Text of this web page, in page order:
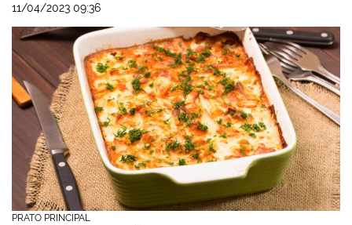
11/04/2023 09:36
PRATO PRINCIPAL